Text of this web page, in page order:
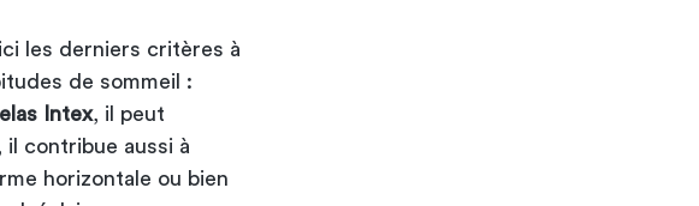
les derniers critères à
de sommeil :
Intex, il peut
contribue aussi à
horizontale ou bien